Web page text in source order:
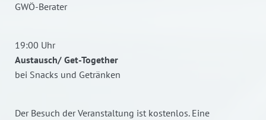
GWÖ-Berater
19:00 Uhr
Austausch/ Get-Together
bei Snacks und Getränken
Der Besuch der Veranstaltung ist kostenlos. Eine